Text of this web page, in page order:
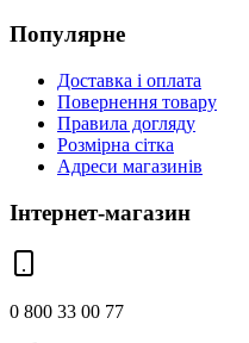
Популярне
Доставка і оплата
Повернення товару
Правила догляду
Розмірна сітка
Адреси магазинів
Інтернет-магазин
0 800 33 00 77